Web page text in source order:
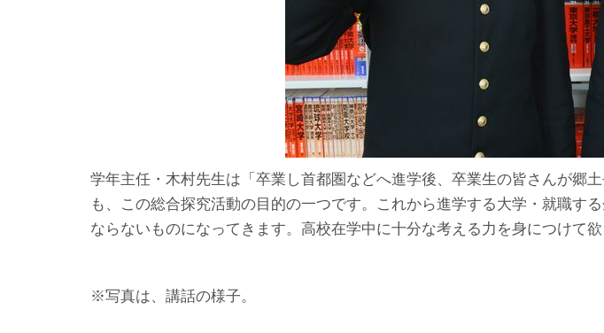
学年主任・木村先生は「卒業し首都圏などへ進学後、卒業生の皆さんが郷
も、この総合探究活動の目的の一つです。これから進学する大学・就職
ならないものになってきます。高校在学中に十分な考える力を身につけて欲
※写真は、講話の様子。